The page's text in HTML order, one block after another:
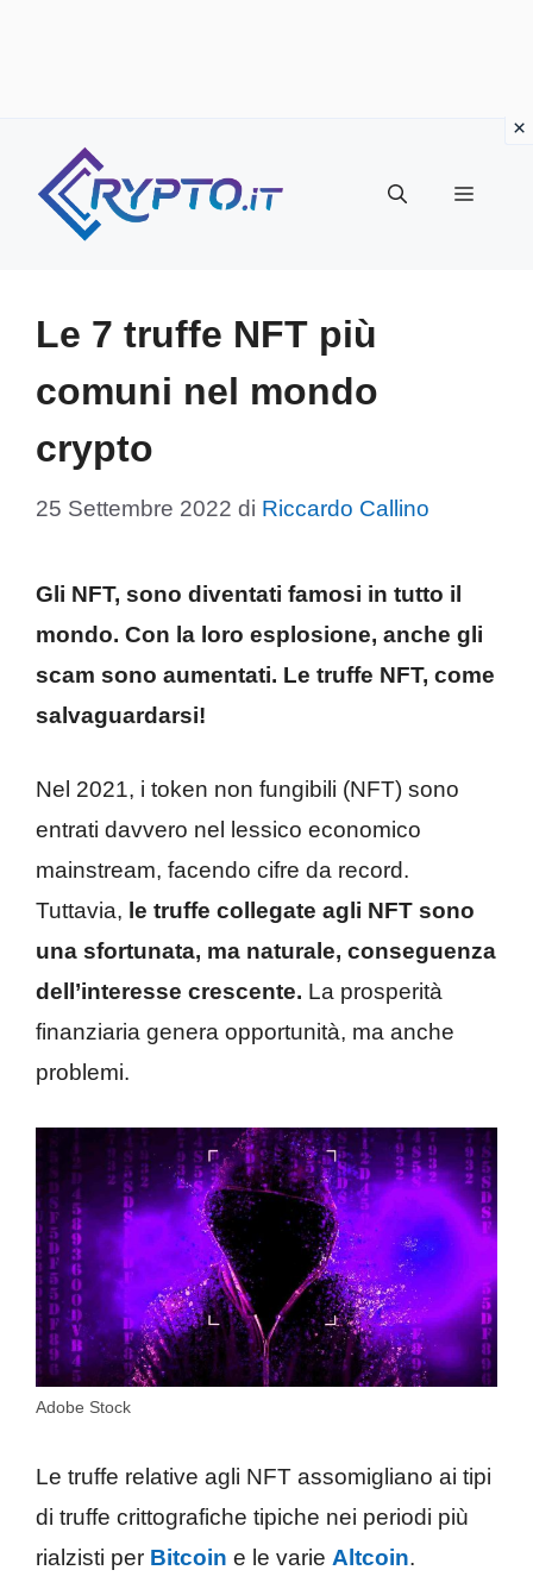
contenuto
Menu
Le 7 truffe NFT più
comuni nel mondo
crypto
25 Settembre 2022 di Riccardo Callino
Gli NFT, sono diventati famosi in tutto il
mondo. Con la loro esplosione, anche gli
scam sono aumentati. Le truffe NFT, come
salvaguardarsi!
Nel 2021, i token non fungibili (NFT) sono
entrati davvero nel lessico economico
mainstream, facendo cifre da record.
Tuttavia, le truffe collegate agli NFT sono
una sfortunata, ma naturale, conseguenza
dell’interesse crescente. La prosperità
finanziaria genera opportunità, ma anche
problemi.
Adobe Stock
Le truffe relative agli NFT assomigliano ai tipi
di truffe crittografiche tipiche nei periodi più
rialzisti per Bitcoin e le varie Altcoin.